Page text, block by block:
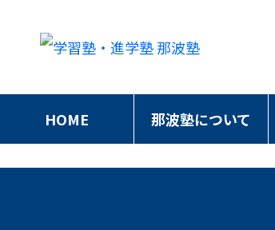
HOME 那波塾について